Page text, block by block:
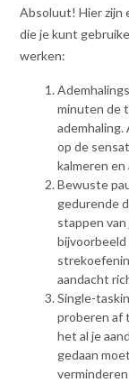
Absoluut! Hier zijn
die je kunt
werken:
minuten de
ademhaling.
op de
kalmeren
Bewuste
gedurende
stappen
bijvoorbeeld
aandacht
Single-
proberen af
het al je
gedaan